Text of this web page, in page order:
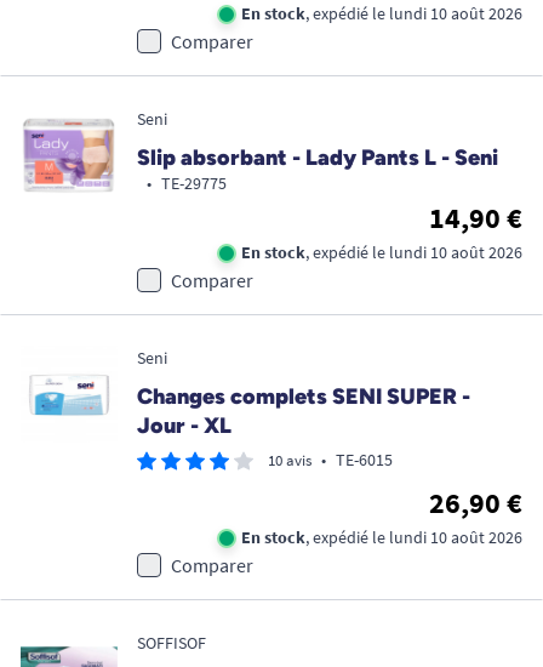
En stock, expédié le lundi 10 août 2026
Comparer
Seni
Slip absorbant - Lady Pants L - Seni
• TE-29775
14,90 €
En stock, expédié le lundi 10 août 2026
Comparer
Seni
Changes complets SENI SUPER -
Jour - XL
10 avis • TE-6015
26,90 €
En stock, expédié le lundi 10 août 2026
Comparer
SOFFISOF